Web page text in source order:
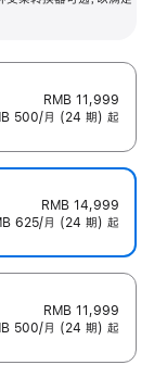
RMB 11,999
500/月 (24 期) 起
RMB 14,999
625/月 (24 期) 起
RMB 11,999
500/月 (24 期) 起